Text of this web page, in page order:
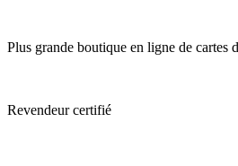
Plus grande boutique en ligne de cartes
Revendeur certifié